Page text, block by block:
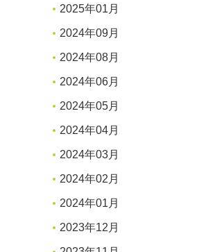
2025年01月
2024年09月
2024年08月
2024年06月
2024年05月
2024年04月
2024年03月
2024年02月
2024年01月
2023年12月